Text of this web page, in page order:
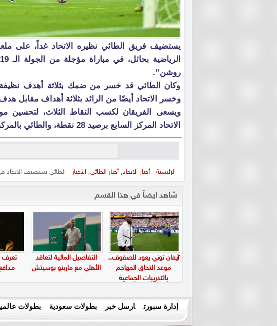
يستضيف فريق الطائي نظيره الاتحاد غداً، على
روشن”.
وخسر الاتحاد أيضًا من الرائد بثلاثة أهداف مقابل
ويسعى الفريقان لكسب النقاط الثلاث، لتحسين
الاتحاد المركز السابع برصيد 28 نقطة، والطائي بالمركز الـ 16 برصيد 17 نقطة.
الرئيسية -أخبار الاتحاد,أخبار الطائي, الأخبار - الطائي يستضيف الاتحاد في مؤجلة
شاهد ايضاً في هذا القسم
آيفان توني يعود للصفوف..
موعد التحاق المهاجم
بالتدريبات الجماعية
التفاصيل المالية لتعاقد
الأهلي مع مارينو بوسيتش
تعرف
إدارة سبورت ارسل خبر بطولات سعودية بطولات